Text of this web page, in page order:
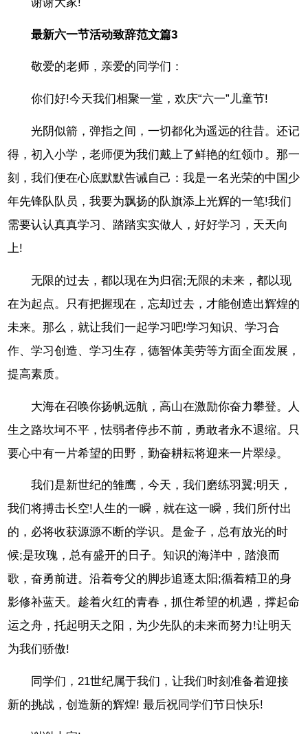
最新六一节活动致辞范文篇3
敬爱的老师，亲爱的同学们：
你们好!今天我们相聚一堂，欢庆“六一”儿童节!
光阴似箭，弹指之间，一切都化为遥远的往昔。还记
得，初入小学，老师便为我们戴上了鲜艳的红领巾。那一
刻，我们便在心底默默告诫自己：我是一名光荣的中国少
年先锋队队员，我要为飘扬的队旗添上光辉的一笔!我们
需要认认真真学习、踏踏实实做人，好好学习，天天向
上!
无限的过去，都以现在为归宿;无限的未来，都以现
在为起点。只有把握现在，忘却过去，才能创造出辉煌的
未来。那么，就让我们一起学习吧!学习知识、学习合
作、学习创造、学习生存，德智体美劳等方面全面发展，
提高素质。
大海在召唤你扬帆远航，高山在激励你奋力攀登。人
生之路坎坷不平，怯弱者停步不前，勇敢者永不退缩。只
要心中有一片希望的田野，勤奋耕耘将迎来一片翠绿。
我们是新世纪的雏鹰，今天，我们磨练羽翼;明天，
我们将搏击长空!人生的一瞬，就在这一瞬，我们所付出
的，必将收获源源不断的学识。是金子，总有放光的时
候;是玫瑰，总有盛开的日子。知识的海洋中，踏浪而
歌，奋勇前进。沿着夸父的脚步追逐太阳;循着精卫的身
影修补蓝天。趁着火红的青春，抓住希望的机遇，撑起命
运之舟，托起明天之阳，为少先队的未来而努力!让明天
为我们骄傲!
同学们，21世纪属于我们，让我们时刻准备着迎接
新的挑战，创造新的辉煌! 最后祝同学们节日快乐!